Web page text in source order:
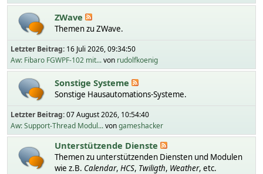
ZWave
Themen zu ZWave.
Letzter Beitrag: 16 Juli 2026, 09:34:50
Aw: Fibaro FGWPF-102 mit...von rudolfkoenig
Sonstige Systeme
Sonstige Hausautomations-Systeme.
Letzter Beitrag:07 August 2026, 10:54:40
Aw: Support-Thread Modul...vongameshacker
Unterstützende Dienste
Themen zu unterstützenden Diensten und Modulen
wie z.B. Calendar, HCS, Twiligth, Weather, etc.